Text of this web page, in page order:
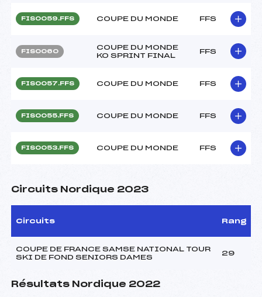
FIS0059.FFS COUPE DU MONDE FFS
FIS0060
COUPE DU MONDE
KO SPRINT FINAL
FFS
FIS0057.FFS COUPE DU MONDE FFS
FIS0055.FFS COUPE DU MONDE FFS
FIS0053.FFS COUPE DU MONDE FFS
Circuits Nordique 2023
Circuits Rang
COUPE DE FRANCE SAMSE NATIONAL TOUR
SKI DE FOND SENIORS DAMES
29
Résultats Nordique 2022